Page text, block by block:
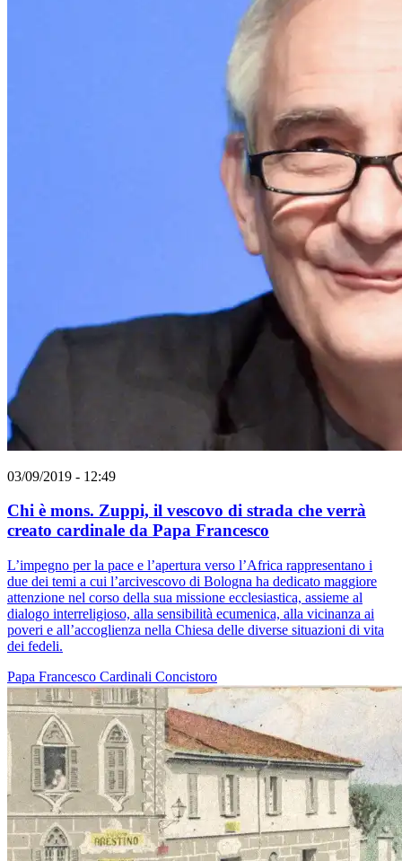
03/09/2019 - 12:49
Chi è mons. Zuppi, il vescovo di strada che verrà
creato cardinale da Papa Francesco
L’impegno per la pace e l’apertura verso l’Africa rappresentano i
due dei temi a cui l’arcivescovo di Bologna ha dedicato maggiore
attenzione nel corso della sua missione ecclesiastica, assieme al
dialogo interreligioso, alla sensibilità ecumenica, alla vicinanza ai
poveri e all’accoglienza nella Chiesa delle diverse situazioni di vita
dei fedeli.
Papa Francesco Cardinali Concistoro